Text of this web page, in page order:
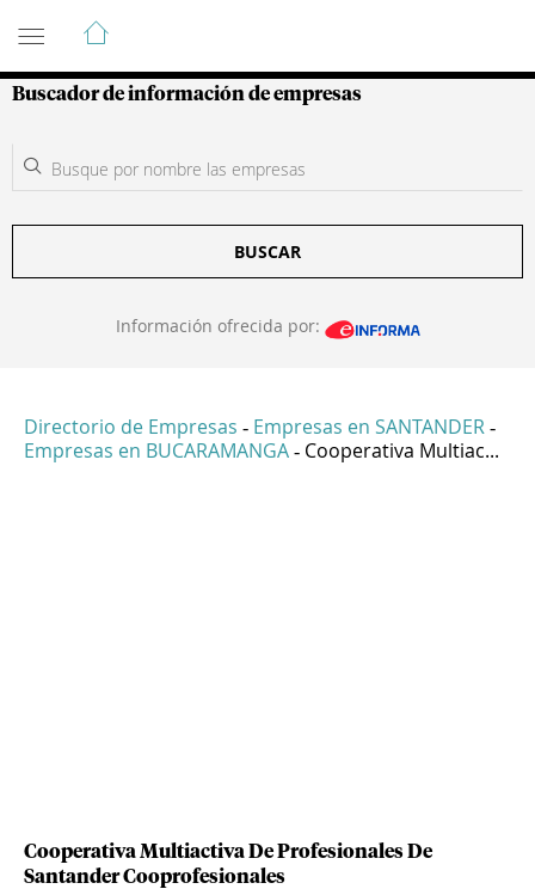
Guía de Empresas Colombianas
Buscador de información de empresas
BUSCAR
Información ofrecida por:
Directorio de Empresas - Empresas en SANTANDER -
Empresas en BUCARAMANGA - Cooperativa Multiac...
Cooperativa Multiactiva De Profesionales De
Santander Cooprofesionales